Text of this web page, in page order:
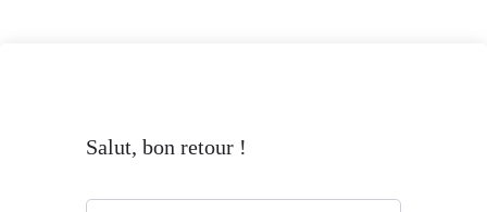
Salut, bon retour !